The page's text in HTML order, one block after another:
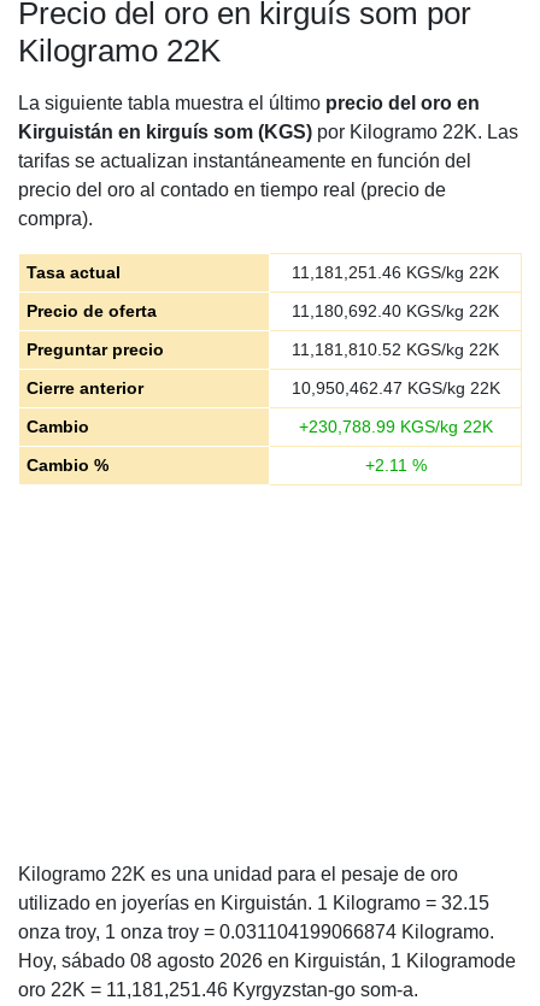
Precio del oro en kirguís som por
Kilogramo 22K
La siguiente tabla muestra el último precio del oro en
Kirguistán en kirguís som (KGS) por Kilogramo 22K. Las
tarifas se actualizan instantáneamente en función del
precio del oro al contado en tiempo real (precio de
compra).
Tasa actual 11,181,251.46 KGS/kg 22K
Precio de oferta
11,180,692.40 KGS/kg 22K
Preguntar precio
11,181,810.52 KGS/kg 22K
Cierre anterior
10,950,462.47 KGS/kg 22K
Cambio
+230,788.99KGS/kg 22K
Cambio %
+2.11 %
Kilogramo 22K es una unidad para el pesaje de oro
utilizado en joyerías en Kirguistán. 1 Kilogramo = 32.15
onza troy, 1 onza troy = 0.031104199066874 Kilogramo.
Hoy, sábado 08 agosto 2026 en Kirguistán, 1 Kilogramode
oro 22K = 11,181,251.46 Kyrgyzstan-go som-a.